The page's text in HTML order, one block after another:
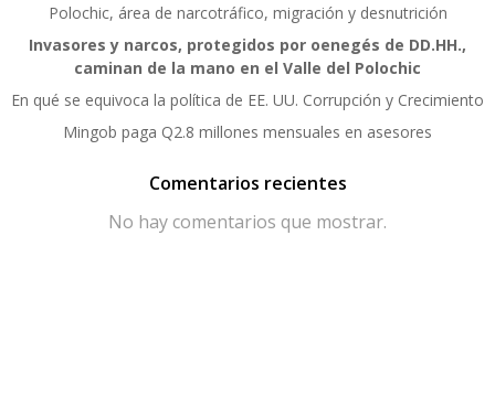
Polochic, área de narcotráfico, migración y desnutrición
Invasores y narcos, protegidos por oenegés de DD.HH.,
caminan de la mano en el Valle del Polochic
En qué se equivoca la política de EE. UU. Corrupción y Crecimiento
Mingob paga Q2.8 millones mensuales en asesores
Comentarios recientes
No hay comentarios que mostrar.